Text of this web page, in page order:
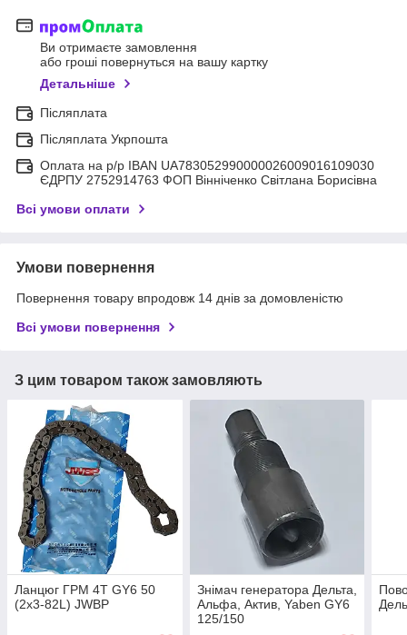
Ви отримаєте замовлення
або гроші повернуться на вашу картку
Детальніше
Післяплата
Післяплата Укрпошта
Оплата на р/р IBAN UA783052990000026009016109030
ЄДРПУ 2752914763 ФОП Вінніченко Світлана Борисівна
Всі умови оплати
Умови повернення
Повернення товару впродовж 14 днів за домовленістю
Всі умови повернення
З цим товаром також замовляють
Ланцюг ГРМ 4T GY6 50
(2x3-82L) JWBP
Знімач генератора Дельта,
Альфа, Актив, Yaben GY6
125/150